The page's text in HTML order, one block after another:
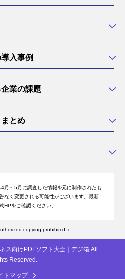
入事例
業の課題
とめ
月～5月に調査した情報を元に制作されたも
なく変更される可能性がございます。最新
HPをご確認ください。
copying prohibited.）
ス向けPDFソフト大全｜デジ箱 All
Reserved.
トマップ